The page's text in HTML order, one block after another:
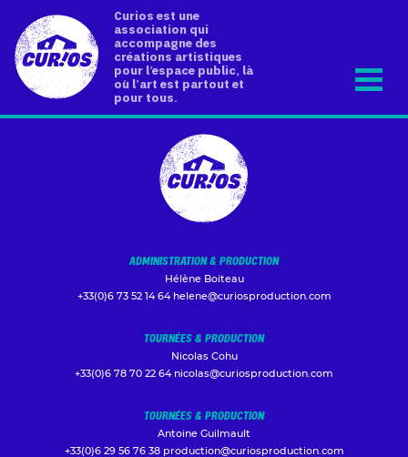
Curios est une
association qui
accompagne des
créations artistiques
pour l’espace public, là
où l’art est partout et
pour tous.
ADMINISTRATION & PRODUCTION
Hélène Boiteau
+33(0)6 73 52 14 64 helene@curiosproduction.com
TOURNÉES & PRODUCTION
Nicolas Cohu
+33(0)6 78 70 22 64 nicolas@curiosproduction.com
TOURNÉES & PRODUCTION
Antoine Guilmault
+33(0)6 29 56 76 38 production@curiosproduction.com